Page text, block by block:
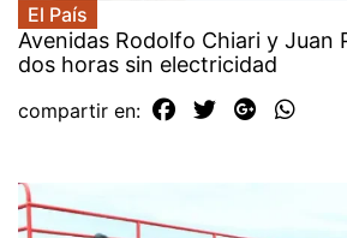
El País
Avenidas Rodolfo Chiari y Juan
dos horas sin electricidad
compartir en: